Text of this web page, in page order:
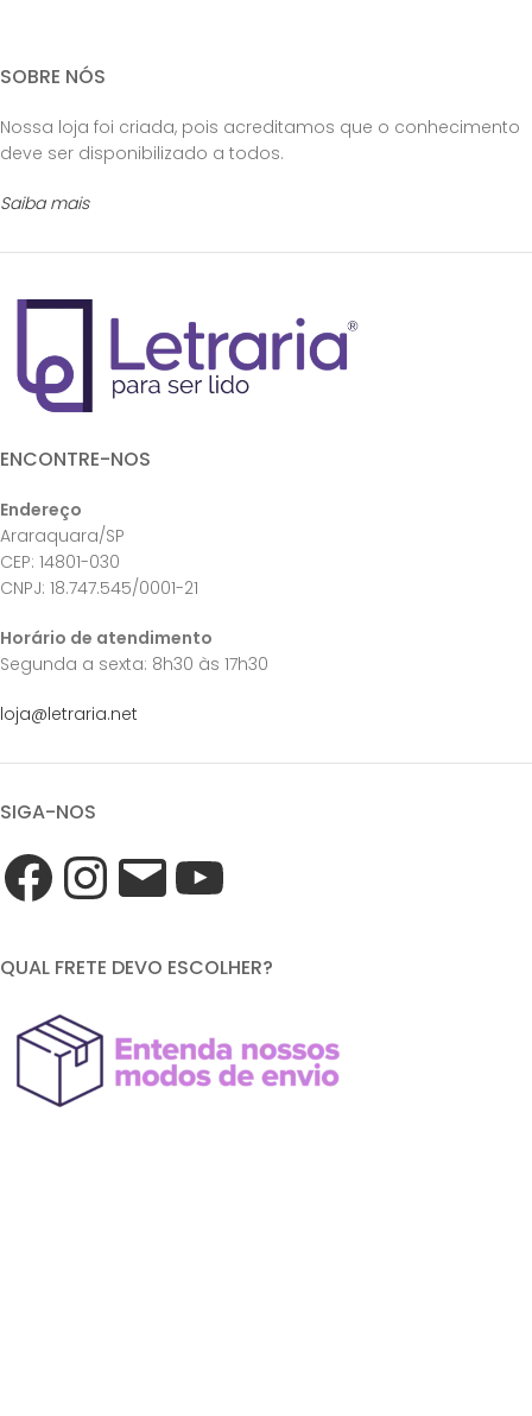
SOBRE NÓS
Nossa loja foi criada, pois acreditamos que o conhecimento
deve ser disponibilizado a todos.
Saiba mais
ENCONTRE-NOS
Endereço
Araraquara/SP
CEP: 14801-030
CNPJ: 18.747.545/0001-21
Horário de atendimento
Segunda a sexta: 8h30 às 17h30
loja@letraria.net
SIGA-NOS
QUAL FRETE DEVO ESCOLHER?